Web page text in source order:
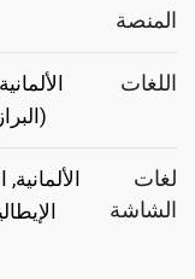
المنصة
اللغات
لغات
الشاشة